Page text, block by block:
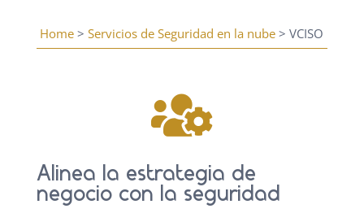
Home >Servicios de Seguridad en la nube > VCISO

Alinea la estrategia de
negocio con la seguridad